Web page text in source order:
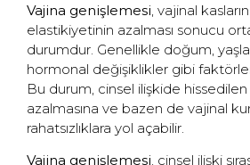
Vajina genişlemesi, vajinal
elastikiyetinin azalması sonucu
durumdur. Genellikle doğum,
hormonal değişiklikler gibi
Bu durum, cinsel ilişkide hissedilen
azalmasına ve bazen de vajinal
rahatsızlıklara yol açabilir.
Vajina genişlemesi, cinsel ilişki